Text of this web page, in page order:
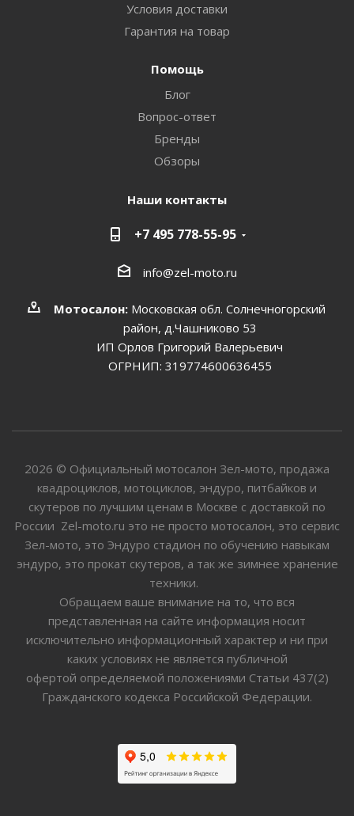
Условия доставки
Гарантия на товар
Помощь
Блог
Вопрос-ответ
Бренды
Обзоры
Наши контакты
+7 495 778-55-95
info@zel-moto.ru
Мотосалон: Московская обл. Солнечногорский
район, д.Чашниково 53
ИП Орлов Григорий Валерьевич
ОГРНИП: 319774600636455
2026 © Официальный мотосалон Зел-мото, продажа
квадроциклов, мотоциклов, эндуро, питбайков и
скутеров по лучшим ценам в Москве с доставкой по
России Zel-moto.ru это не просто мотосалон, это сервис
Зел-мото, это Эндуро стадион по обучению навыкам
эндуро, это прокат скутеров, а так же зимнее хранение
техники.
Обращаем ваше внимание на то, что вся
представленная на сайте информация носит
исключительно информационный характер и ни при
каких условиях не является публичной
офертой определяемой положениями Статьи 437(2)
Гражданского кодекса Российской Федерации.